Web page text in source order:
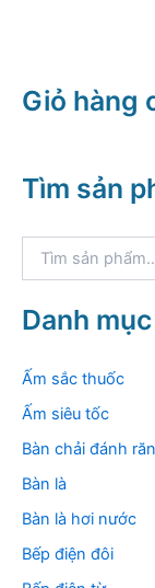
Giỏ hàng
Tìm sản
k
i
m
Danh
Ấm sắc thuốc
Ấm siêu tốc
Bàn chải đánh
Bàn là
Bàn là hơi nước
Bếp điện đôi